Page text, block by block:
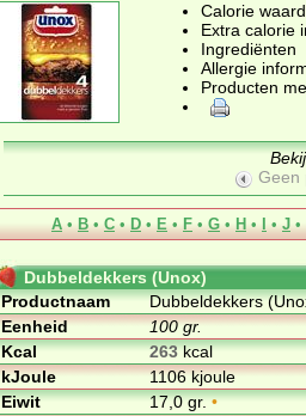
Calorie
Extra calorie
Ingrediënten
Allergie
Producten
Geen
A • B • C • D • E • F • G • H • I • J •
Dubbeldekkers (Unox)
Productnaam
Dubbeldekkers
Eenheid
100 gr.
Kcal
263kcal
kJoule
1106 kjoule
Eiwit
17,0 gr.•